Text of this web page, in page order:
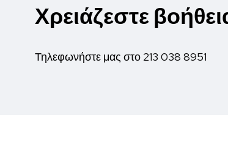
Χρειάζεστε
Τηλεφωνήστε μας στο 213 038 8951